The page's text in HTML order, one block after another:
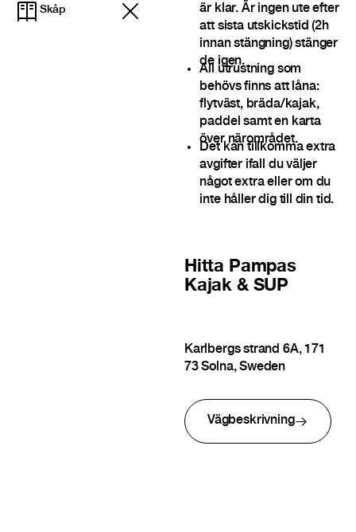
Skåp
är klar. Är ingen ute efter
att sista utskickstid (2h
innan stängning) stänger
de igen.
All utrustning som
behövs finns att låna:
flytväst, bräda/kajak,
paddel samt en karta
över närområdet.
Det kan tillkomma extra
avgifter ifall du väljer
något extra eller om du
inte håller dig till din tid.
Hitta Pampas
Kajak & SUP
Karlbergs strand 6A, 171
73 Solna, Sweden
Vägbeskrivning